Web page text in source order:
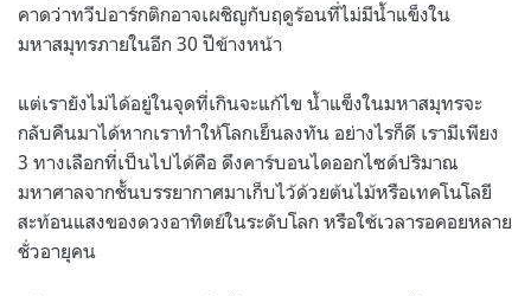
คาดว่าทวีปอาร์กติกอาจเผชิญกับฤดูร้อนที่ไม่มีน้ำแข็งใน
มหาสมุทรภายในอีก 30 ปีข้างหน้า
แต่เรายังไม่ได้อยู่ในจุดที่เกินจะแก้ไข น้ำแข็งในมหาสมุทรจะ
กลับคืนมาได้หากเราทำให้โลกเย็นลงทัน อย่างไรก็ดี เรามีเพียง
3 ทางเลือกที่เป็นไปได้คือ ดึงคาร์บอนไดออกไซด์ปริมาณ
มหาศาลจากชั้นบรรยากาศมาเก็บไว้ด้วยต้นไม้หรือเทคโนโลยี
สะท้อนแสงของดวงอาทิตย์ในระดับโลก หรือใช้เวลารอคอยหลาย
ชั่วอายุคน